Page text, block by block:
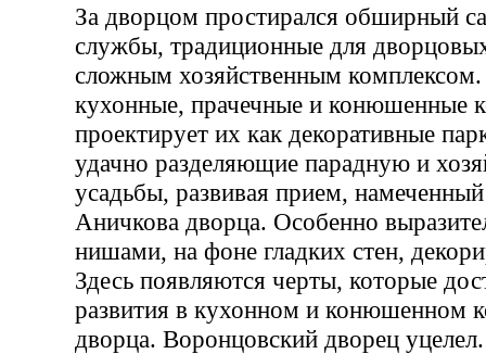
За дворцом простирался обширный
службы, традиционные для
сложным хозяйственным
кухонные, прачечные и конюшенные
проектирует их как декоративные
удачно разделяющие парадную и
усадьбы, развивая прием, намеченный
Аничкова дворца. Особенно
нишами, на фоне гладких стен,
Здесь появляются черты, которые
развития в кухонном и конюшенном
дворца. Воронцовский дворец уцелел.